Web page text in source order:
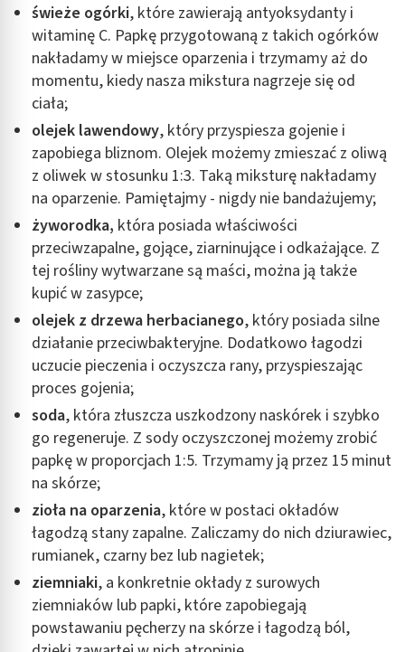
świeże ogórki, które zawierają antyoksydanty i
witaminę C. Papkę przygotowaną z takich ogórków
nakładamy w miejsce oparzenia i trzymamy aż do
momentu, kiedy nasza mikstura nagrzeje się od
ciała;
olejek lawendowy, który przyspiesza gojenie i
zapobiega bliznom. Olejek możemy zmieszać z oliwą
z oliwek w stosunku 1:3. Taką miksturę nakładamy
na oparzenie. Pamiętajmy - nigdy nie bandażujemy;
żyworodka, która posiada właściwości
przeciwzapalne, gojące, ziarninujące i odkażające. Z
tej rośliny wytwarzane są maści, można ją także
kupić w zasypce;
olejek z drzewa herbacianego, który posiada silne
działanie przeciwbakteryjne. Dodatkowo łagodzi
uczucie pieczenia i oczyszcza rany, przyspieszając
proces gojenia;
soda, która złuszcza uszkodzony naskórek i szybko
go regeneruje. Z sody oczyszczonej możemy zrobić
papkę w proporcjach 1:5. Trzymamy ją przez 15 minut
na skórze;
zioła na oparzenia, które w postaci okładów
łagodzą stany zapalne. Zaliczamy do nich dziurawiec,
rumianek, czarny bez lub nagietek;
ziemniaki, a konkretnie okłady z surowych
ziemniaków lub papki, które zapobiegają
powstawaniu pęcherzy na skórze i łagodzą ból,